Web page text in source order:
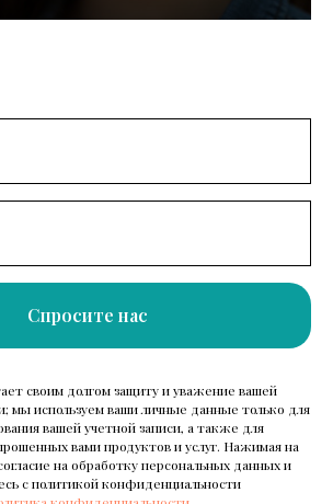
Спросите нас
своим долгом защиту и уважение вашей
мы используем ваши личные данные только для
вашей учетной записи, а также для
вами продуктов и услуг. Нажимая на
на обработку персональных данных и
c политикой конфиденциальности